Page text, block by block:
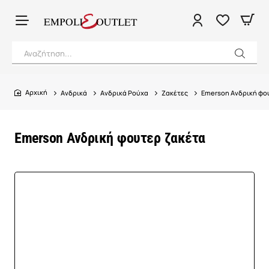
Αναζήτηση...
Emerson Ανδρική φουτερ ζακέτα
home
Ανδρικά Ανδρικά Ρούχα Ζακέτες Emerson Ανδρική